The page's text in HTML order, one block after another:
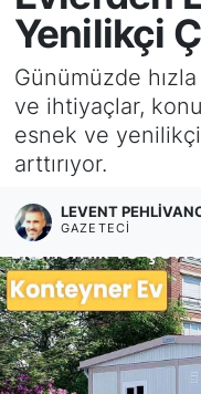
Yenilikçi
Günümüzde
ve ihtiyaçlar,
esnek ve
arttırıyor.
LEVENT
GAZETECI
KÖŞE
KÖŞE
KÜLTÜR SANAT
MAGAZİN
RÖPORTAJ
SAĞLIK
SARIYER